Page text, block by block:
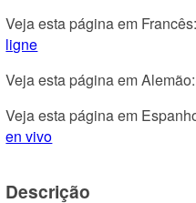
Veja esta página em Francês:
ligne
Veja esta página em Alemão:
Veja esta página em
en vivo
Descrição